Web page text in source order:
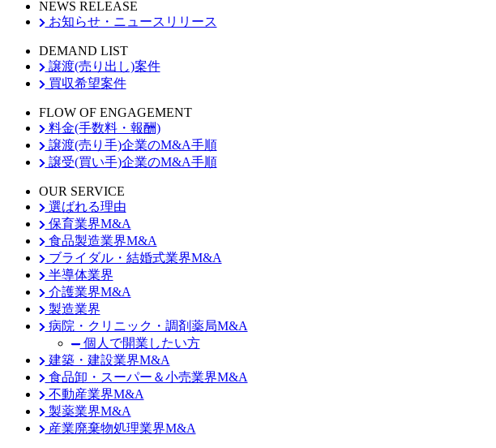
NEWS RELEASE
お知らせ・ニュースリリース
DEMAND LIST
譲渡(売り出し)案件
買収希望案件
FLOW OF ENGAGEMENT
料金(手数料・報酬)
譲渡(売り手)企業のM&A手順
譲受(買い手)企業のM&A手順
OUR SERVICE
選ばれる理由
保育業界M&A
食品製造業界M&A
ブライダル・結婚式業界M&A
半導体業界
介護業界M&A
製造業界
病院・クリニック・調剤薬局M&A
個人で開業したい方
建築・建設業界M&A
食品卸・スーパー＆小売業界M&A
不動産業界M&A
製薬業界M&A
産業廃棄物処理業界M&A